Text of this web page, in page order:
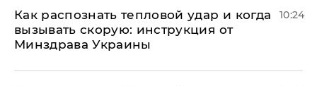
Как распознать тепловой удар и когда
вызывать скорую: инструкция от
Минздрава Украины
10:24